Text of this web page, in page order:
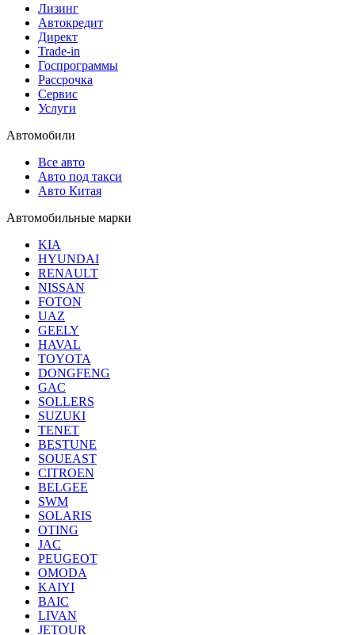
Лизинг
Автокредит
Директ
Trade-in
Госпрограммы
Рассрочка
Сервис
Услуги
Автомобили
Все авто
Авто под такси
Авто Китая
Автомобильные марки
KIA
HYUNDAI
RENAULT
NISSAN
FOTON
UAZ
GEELY
HAVAL
TOYOTA
DONGFENG
GAC
SOLLERS
SUZUKI
TENET
BESTUNE
SOUEAST
CITROEN
BELGEE
SWM
SOLARIS
OTING
JAC
PEUGEOT
OMODA
KAIYI
BAIC
LIVAN
JETOUR